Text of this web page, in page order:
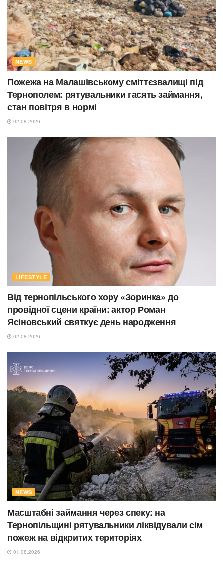
NEWS
Пожежа на Малашівському сміттєзвалищі під
Тернополем: рятувальники гасять займання,
стан повітря в нормі
02.08.2026
LIFESTYLE
Від тернопільського хору «Зоринка» до
провідної сцени країни: актор Роман
Ясіновський святкує день народження
02.08.2026
NEWS
Масштабні займання через спеку: на
Тернопільщині рятувальники ліквідували сім
пожеж на відкритих територіях
01.08.2026